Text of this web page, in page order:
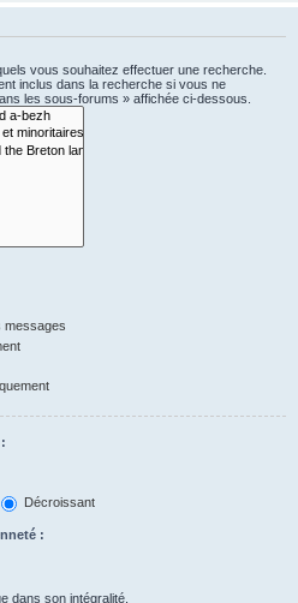
vous souhaitez effectuer une recherche.
inclus dans la recherche si vous ne
les sous-forums » affichée ci-dessous.
messages
Décroissant
:
dans son intégralité.